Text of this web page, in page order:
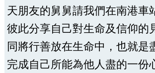
天朋友的舅舅請我們在南港車
彼此分享自己對生命及信仰的
同將行善放在生命中，也就是
完成自己所能為他人盡的一份